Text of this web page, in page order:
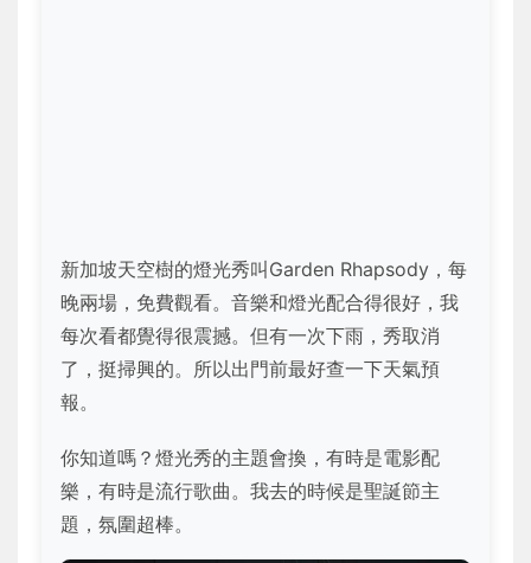
新加坡天空樹的燈光秀叫Garden Rhapsody，每
晚兩場，免費觀看。音樂和燈光配合得很好，我
每次看都覺得很震撼。但有一次下雨，秀取消
了，挺掃興的。所以出門前最好查一下天氣預
報。
你知道嗎？燈光秀的主題會換，有時是電影配
樂，有時是流行歌曲。我去的時候是聖誕節主
題，氛圍超棒。